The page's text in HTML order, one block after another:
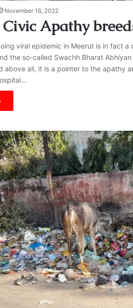
November 16, 2022
Apathy
viral epidemic in Meerut is in fact
the so-called Swachh Bharat
above all, it is a pointer to the apathy